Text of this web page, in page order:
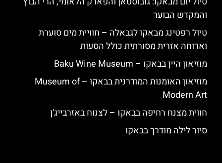
והמקדש הבוער
טיול רפטינג מבאקו לגבאלה – חוויית מים סוערת
וארוחה אזרית מסורתית כולל הסעות
מוזיאון היין בבאקו – Baku Wine Museum
מוזיאון האומנות המודרנית בבאקו – Museum of
Modern Art
חווית מצנח רחיפה בבאקו – לצנוח באזרבייג'ן
סיור לילה מודרך בבאקו